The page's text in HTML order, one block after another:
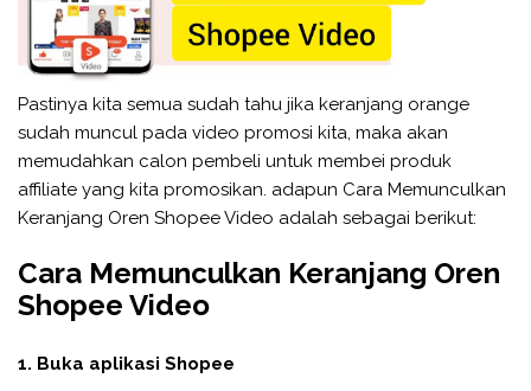
Pastinya kita semua sudah tahu jika keranjang orange
sudah muncul pada video promosi kita, maka akan
memudahkan calon pembeli untuk membei produk
affiliate yang kita promosikan. adapun Cara Memunculkan
Keranjang Oren Shopee Video adalah sebagai berikut:
Cara Memunculkan Keranjang Oren
Shopee Video
1. Buka aplikasi Shopee